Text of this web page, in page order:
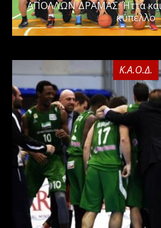
ΑΠΟΛΛΩΝ ΔΡΑΜΑΣ: Ήττα και
κύπελλο
Κ.Α.Ο.Δ.